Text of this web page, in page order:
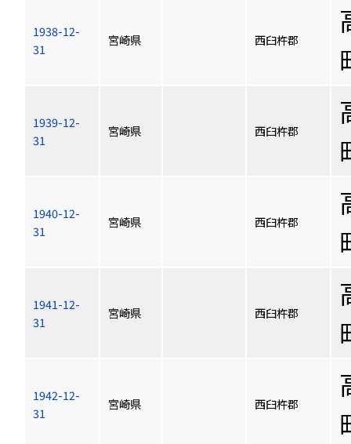
1938-12-
31
宮崎県 西臼杵郡
1939-12-
31
宮崎県 西臼杵郡
1940-12-
31
宮崎県 西臼杵郡
1941-12-
31
宮崎県 西臼杵郡
1942-12-
31
宮崎県 西臼杵郡